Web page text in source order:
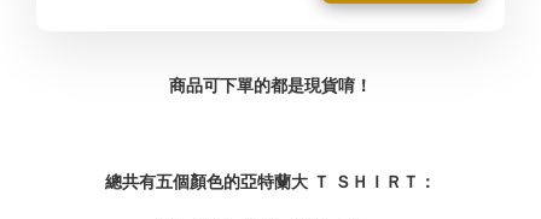
商品可下單的都是現貨唷！
總共有五個顏色的亞特蘭大 Ｔ ＳＨＩＲＴ：